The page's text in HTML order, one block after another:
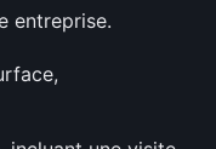
entreprise.